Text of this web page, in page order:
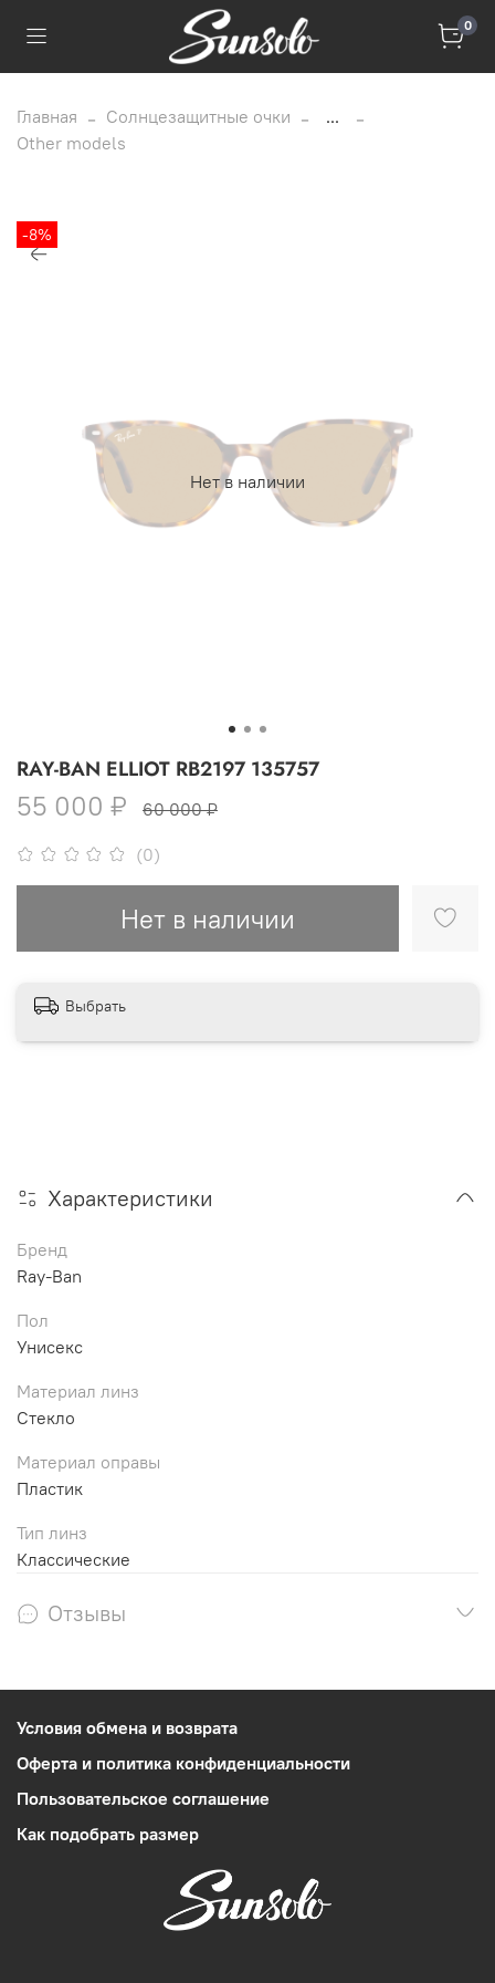
0
Главная Солнцезащитные очки
...
Other models
Нет в наличии
-8%
(0)
RAY-BAN ELLIOT RB2197 135757
55 000 ₽ 60 000 ₽
Нет в наличии
Выбрать
Характеристики
Бренд
Ray-Ban
Пол
Унисекс
Материал линз
Стекло
Материал оправы
Пластик
Тип линз
Классические
Отзывы
Условия обмена и возврата
Оферта и политика конфиденциальности
Пользовательское соглашение
Как подобрать размер